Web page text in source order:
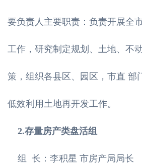
要负责人主要职责：负责开展全
工作，研究制定规划、土地、不
策，组织各县区、园区，市直 部
低效利用土地再开发工作。
2.存量房产类盘活组
组 长：李积星 市房产局局长